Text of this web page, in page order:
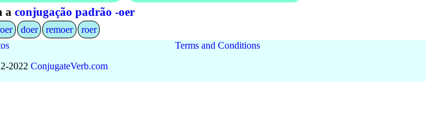
a conjugação padrão -oer
doer remoer
roer
Terms and Conditions
2022 ConjugateVerb.com